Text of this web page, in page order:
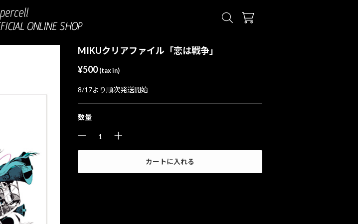
MIKUクリアファイル「恋は戦争」
¥500 (tax in)
8/17より順次発送開始
数量
カートに入れる